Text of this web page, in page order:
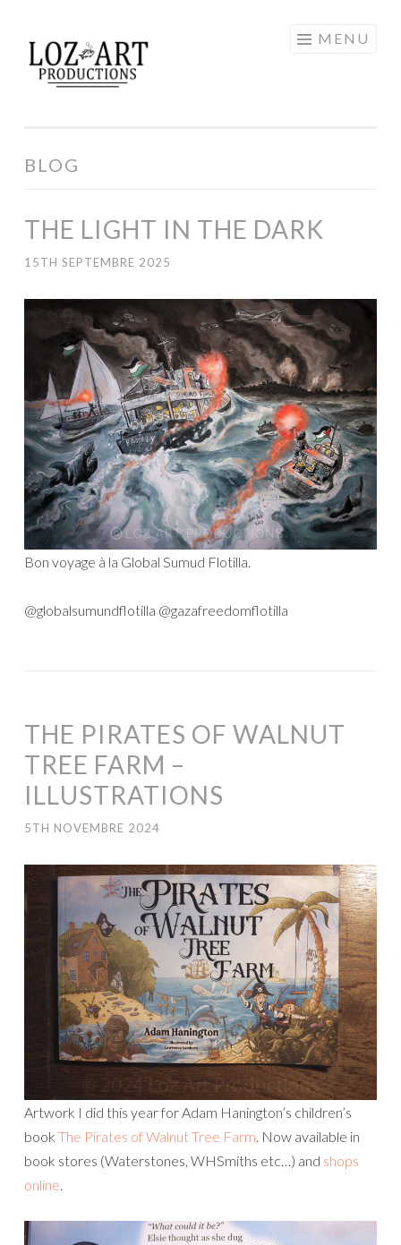
au
contenu
LOZ ART
PRODUCTIONS
MENU
BLOG
THE LIGHT IN THE DARK
15TH SEPTEMBRE 2025
Bon voyage à la Global Sumud Flotilla.
@globalsumundflotilla @gazafreedomflotilla
THE PIRATES OF WALNUT
TREE FARM –
ILLUSTRATIONS
5TH NOVEMBRE 2024
Artwork I did this year for Adam Hanington’s children’s
book The Pirates of Walnut Tree Farm . Now available in
book stores (Waterstones, WHSmiths etc…) and shops
online